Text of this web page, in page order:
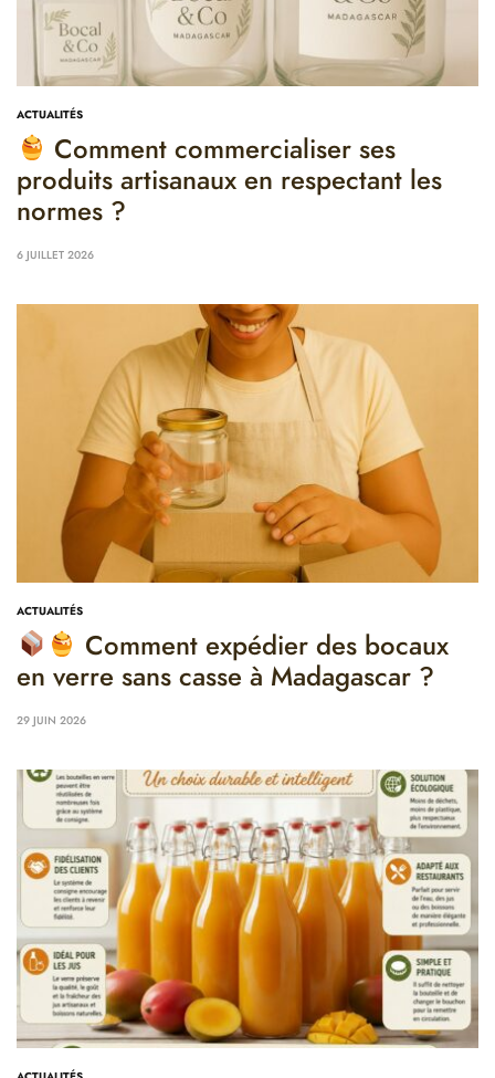
ACTUALITÉS
Comment commercialiser ses
produits artisanaux en respectant les
normes ?
6 JUILLET 2026
ACTUALITÉS
Comment expédier des bocaux
en verre sans casse à Madagascar ?
29 JUIN 2026